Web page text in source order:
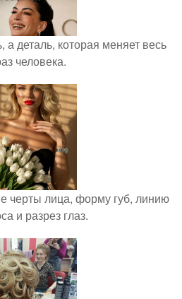
а деталь, которая меняет весь
человека.
черты лица, форму губ, линию
и разрез глаз.